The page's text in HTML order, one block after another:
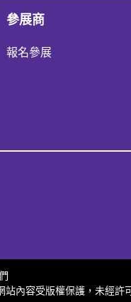
參展商
報名參展
內容受版權保護，未經許